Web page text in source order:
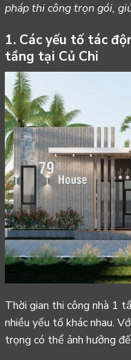
pháp thi công trọn gói,
1. Các yếu tố tác
tầng tại Củ Chi
Thời gian thi công nhà 1
nhiều yếu tố khác nhau.
trọng có thể ảnh hưởng